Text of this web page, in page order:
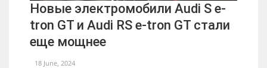
Новые электромобили Audi S e-
tron GT и Audi RS e-tron GT стали
еще мощнее
18 June, 2024